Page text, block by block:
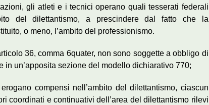
gli atleti e i tecnici operano quali tesserati federali
del dilettantismo, a prescindere dal fatto che la
o meno, l’ambito del professionismo.
36, comma 6quater, non sono soggette a obbligo di
un’apposita sezione del modello dichiarativo 770;
compensi nell’ambito del dilettantismo, ciascun
coordinati e continuativi dell’area del dilettantismo rilevi